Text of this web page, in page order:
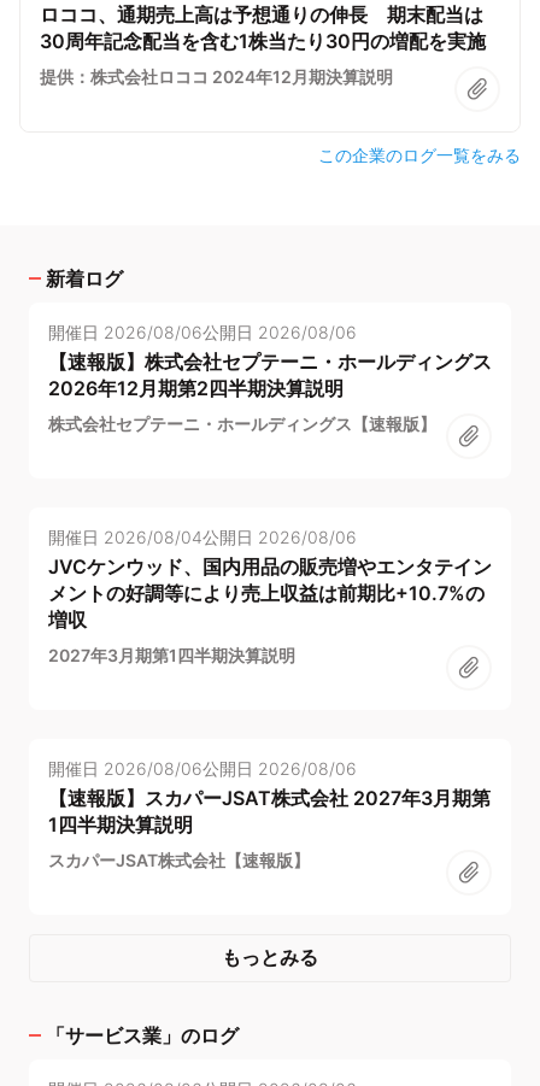
ロココ、通期売上高は予想通りの伸長 期末配当は
30周年記念配当を含む1株当たり30円の増配を実施
提供：株式会社ロココ 2024年12月期決算説明
この企業のログ一覧をみる
新着ログ
開催日 2026/08/06公開日 2026/08/06
【速報版】株式会社セプテーニ・ホールディングス
2026年12月期第2四半期決算説明
株式会社セプテーニ・ホールディングス【速報版】
開催日 2026/08/04公開日 2026/08/06
JVCケンウッド、国内用品の販売増やエンタテイン
メントの好調等により売上収益は前期比+10.7%の
増収
2027年3月期第1四半期決算説明
開催日 2026/08/06公開日 2026/08/06
【速報版】スカパーJSAT株式会社 2027年3月期第
1四半期決算説明
スカパーJSAT株式会社【速報版】
もっとみる
「サービス業 」のログ